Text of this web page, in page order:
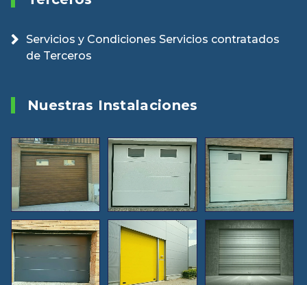
Servicios y Condiciones Servicios contratados
de Terceros
Nuestras Instalaciones